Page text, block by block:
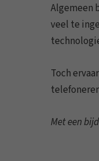
Algemeen
veel te
Toch
Met een